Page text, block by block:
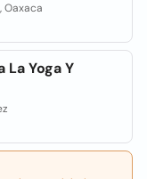
Oaxaca
Yoga Y